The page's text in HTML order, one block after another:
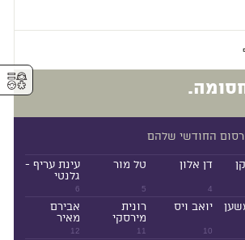
החודשי שלהם
4
דן אלון
5
טל מור
6
עינת עריף -
גלנטי
10
יואב ויס
11
רונית
מירסקי
12
אבירם
מאיר
⚥︎